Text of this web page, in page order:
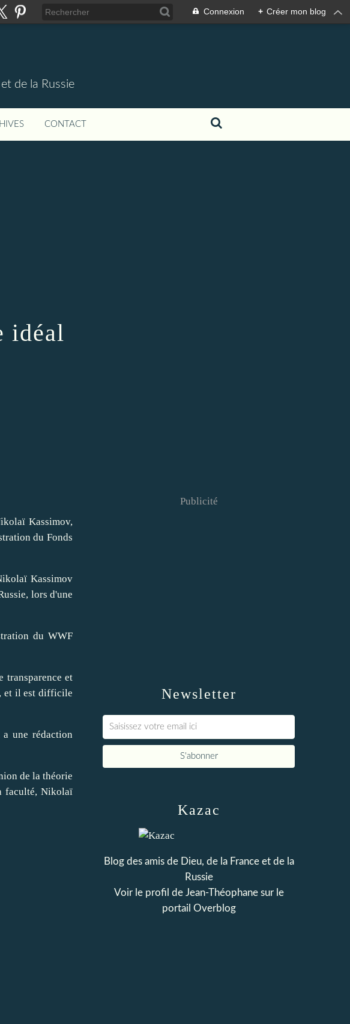
Connexion + Créer mon blog
de la Russie
CONTACT
idéal
Kassimov,
du Fonds
Kassimov
lors d'une
du WWF
transparence et
et il est difficile
une rédaction
de la théorie
faculté, Nikolaï
Newsletter
Publicité
Kazac
Blog des amis de Dieu, de la France et de la
Russie
Voir le profil de Jean-Théophanesur le
portail Overblog